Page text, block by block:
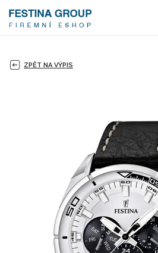
ZPĚT NA VÝPIS